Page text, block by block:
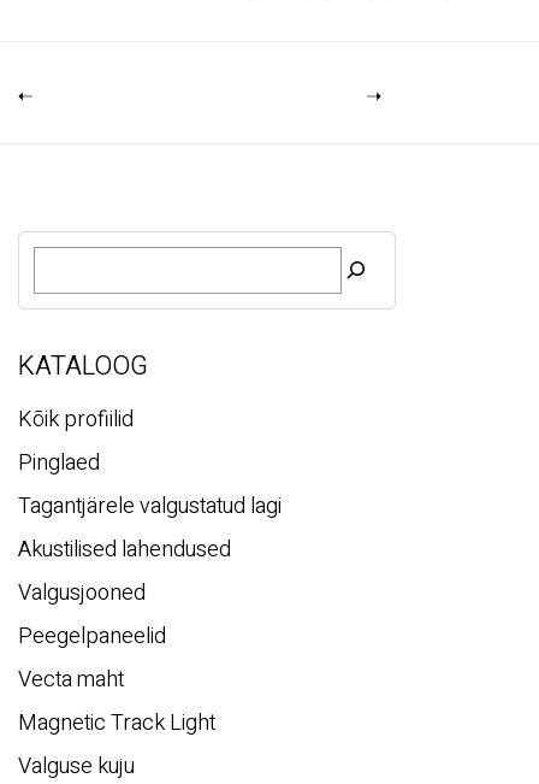
o
O
s
KATALOOG
Kõik profiilid
Pinglaed
Tagantjärele valgustatud lagi
Akustilised lahendused
Valgusjooned
Peegelpaneelid
Vecta maht
Magnetic Track Light
Valguse kuju